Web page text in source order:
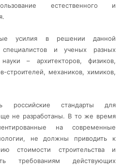
естественного и
усилия в решении данной
и ученых разных
– архитекторов, физиков,
строителей, механиков, химиков,
российские стандарты для
не разработаны. В то же время
на современные
не должны приводить к
стоимости строительства и
требованиям действующих